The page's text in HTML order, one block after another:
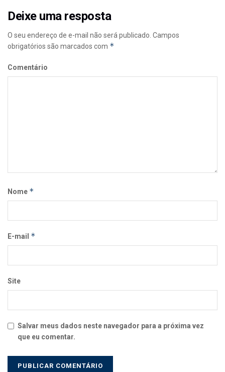
Deixe uma resposta
O seu endereço de e-mail não será publicado. Campos
obrigatórios são marcados com *
Comentário
Nome *
E-mail *
Site
Salvar meus dados neste navegador para a próxima vez
que eu comentar.